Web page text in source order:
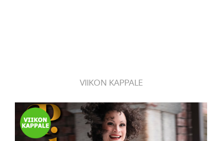
VIIKON KAPPALE